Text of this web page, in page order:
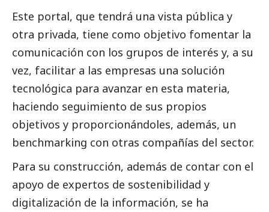
Este portal, que tendrá una vista pública y
otra privada, tiene como objetivo fomentar la
comunicación con los grupos de interés y, a su
vez, facilitar a las empresas una solución
tecnológica para avanzar en esta materia,
haciendo seguimiento de sus propios
objetivos y proporcionándoles, además, un
benchmarking con otras compañías del sector.
Para su construcción, además de contar con el
apoyo de expertos de sostenibilidad y
digitalización de la información, se ha